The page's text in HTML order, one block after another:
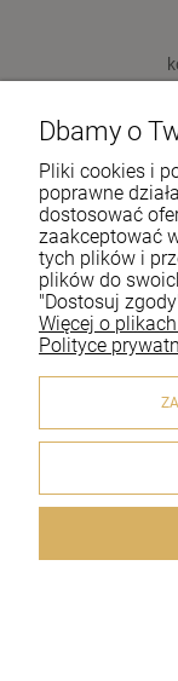
© 2020
Styl graficzny i
Dbamy o
Pliki cookies i
poprawne
dostosować
zaakceptować
tych plików i
plików do
"Dostosuj
Więcej o
Polityce